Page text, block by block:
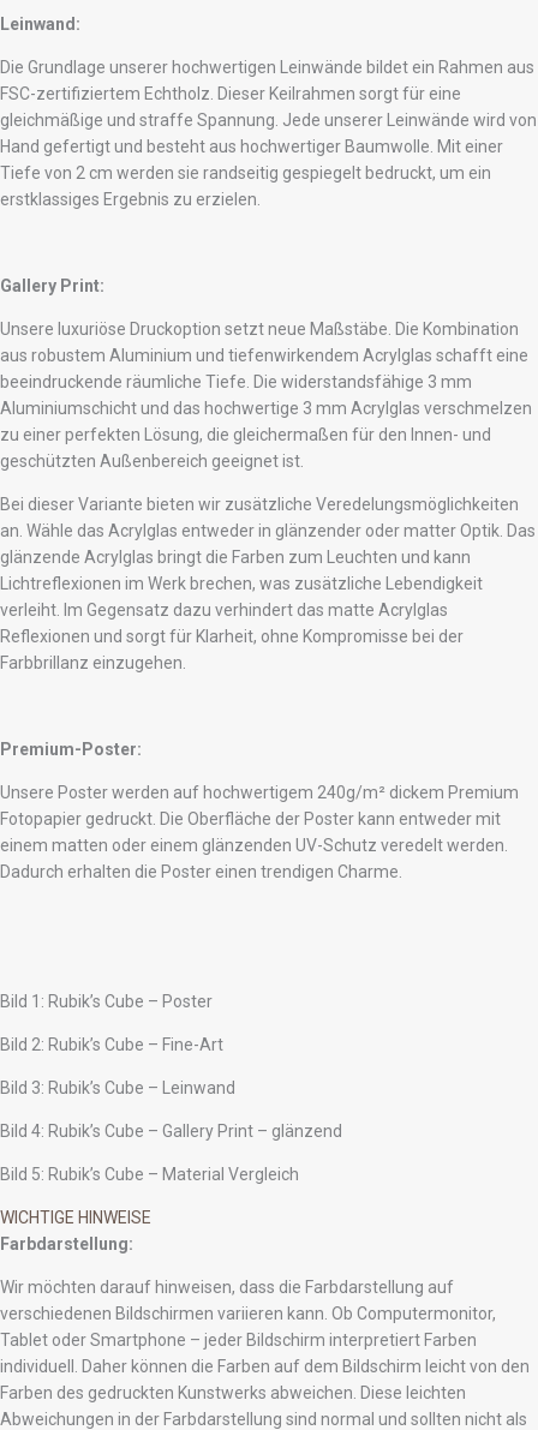
Leinwand:
Die Grundlage unserer hochwertigen Leinwände bildet ein Rahmen aus
FSC-zertifiziertem Echtholz. Dieser Keilrahmen sorgt für eine
gleichmäßige und straffe Spannung. Jede unserer Leinwände wird von
Hand gefertigt und besteht aus hochwertiger Baumwolle. Mit einer
Tiefe von 2 cm werden sie randseitig gespiegelt bedruckt, um ein
erstklassiges Ergebnis zu erzielen.
Gallery Print:
Unsere luxuriöse Druckoption setzt neue Maßstäbe. Die Kombination
aus robustem Aluminium und tiefenwirkendem Acrylglas schafft eine
beeindruckende räumliche Tiefe. Die widerstandsfähige 3 mm
Aluminiumschicht und das hochwertige 3 mm Acrylglas verschmelzen
zu einer perfekten Lösung, die gleichermaßen für den Innen- und
geschützten Außenbereich geeignet ist.
Bei dieser Variante bieten wir zusätzliche Veredelungsmöglichkeiten
an. Wähle das Acrylglas entweder in glänzender oder matter Optik. Das
glänzende Acrylglas bringt die Farben zum Leuchten und kann
Lichtreflexionen im Werk brechen, was zusätzliche Lebendigkeit
verleiht. Im Gegensatz dazu verhindert das matte Acrylglas
Reflexionen und sorgt für Klarheit, ohne Kompromisse bei der
Farbbrillanz einzugehen.
Premium-Poster:
Unsere Poster werden auf hochwertigem 240g/m² dickem Premium
Fotopapier gedruckt. Die Oberfläche der Poster kann entweder mit
einem matten oder einem glänzenden UV-Schutz veredelt werden.
Dadurch erhalten die Poster einen trendigen Charme.
Bild 1: Rubik’s Cube – Poster
Bild 2: Rubik’s Cube – Fine-Art
Bild 3: Rubik’s Cube – Leinwand
Bild 4: Rubik’s Cube – Gallery Print – glänzend
Bild 5: Rubik’s Cube – Material Vergleich
WICHTIGE HINWEISE
Farbdarstellung:
Wir möchten darauf hinweisen, dass die Farbdarstellung auf
verschiedenen Bildschirmen variieren kann. Ob Computermonitor,
Tablet oder Smartphone – jeder Bildschirm interpretiert Farben
individuell. Daher können die Farben auf dem Bildschirm leicht von den
Farben des gedruckten Kunstwerks abweichen. Diese leichten
Abweichungen in der Farbdarstellung sind normal und sollten nicht als